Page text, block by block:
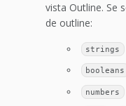
vista Outline. Se
de outline:
strings
booleans
numbers